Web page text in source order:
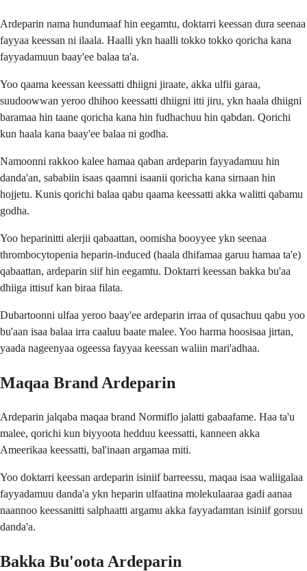
Ardeparin nama hundumaaf hin eegamtu, doktarri keessan dura seenaa
fayyaa keessan ni ilaala. Haalli ykn haalli tokko tokko qoricha kana
fayyadamuun baay'ee balaa ta'a.
Yoo qaama keessan keessatti dhiigni jiraate, akka ulfii garaa,
suudoowwan yeroo dhihoo keessatti dhiigni itti jiru, ykn haala dhiigni
baramaa hin taane qoricha kana hin fudhachuu hin qabdan. Qorichi
kun haala kana baay'ee balaa ni godha.
Namoonni rakkoo kalee hamaa qaban ardeparin fayyadamuu hin
danda'an, sababiin isaas qaamni isaanii qoricha kana sirnaan hin
hojjetu. Kunis qorichi balaa qabu qaama keessatti akka walitti qabamu
godha.
Yoo heparinitti alerjii qabaattan, oomisha booyyee ykn seenaa
thrombocytopenia heparin-induced (haala dhifamaa garuu hamaa ta'e)
qabaattan, ardeparin siif hin eegamtu. Doktarri keessan bakka bu'aa
dhiiga ittisuf kan biraa filata.
Dubartoonni ulfaa yeroo baay'ee ardeparin irraa of qusachuu qabu yoo
bu'aan isaa balaa irra caaluu baate malee. Yoo harma hoosisaa jirtan,
yaada nageenyaa ogeessa fayyaa keessan waliin mari'adhaa.
Maqaa Brand Ardeparin
Ardeparin jalqaba maqaa brand Normiflo jalatti gabaafame. Haa ta'u
malee, qorichi kun biyyoota hedduu keessatti, kanneen akka
Ameerikaa keessatti, bal'inaan argamaa miti.
Yoo doktarri keessan ardeparin isiniif barreessu, maqaa isaa waliigalaa
fayyadamuu danda'a ykn heparin ulfaatina molekulaaraa gadi aanaa
naannoo keessanitti salphaatti argamu akka fayyadamtan isiniif gorsuu
danda'a.
Bakka Bu'oota Ardeparin